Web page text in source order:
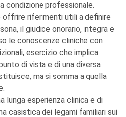
condizione professionale.
offrire riferimenti utili a definire
il giudice onorario, integra e
le conoscenze cliniche con
esercizio che implica
di vista e di una diversa
ma si somma a quella
lunga esperienza clinica e di
casistica dei legami familiari sui